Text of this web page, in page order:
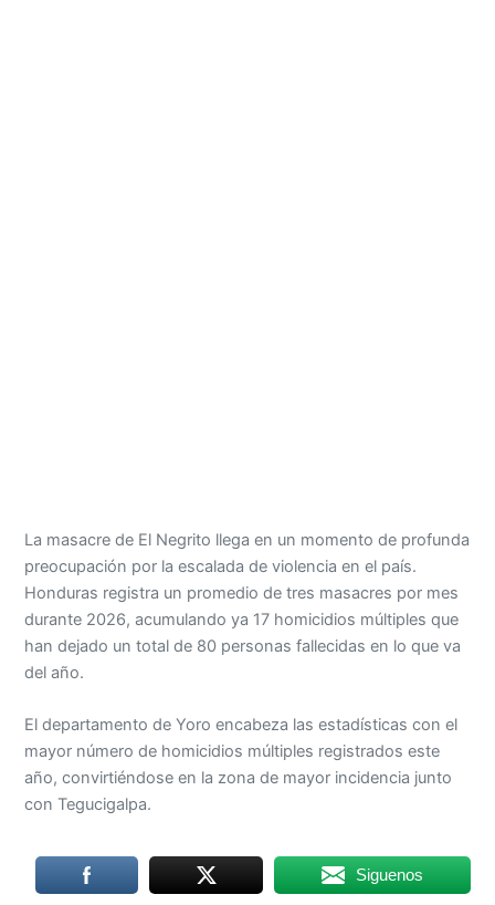
La masacre de El Negrito llega en un momento de profunda
preocupación por la escalada de violencia en el país.
Honduras registra un promedio de tres masacres por mes
durante 2026, acumulando ya 17 homicidios múltiples que
han dejado un total de 80 personas fallecidas en lo que va
del año.
El departamento de Yoro encabeza las estadísticas con el
mayor número de homicidios múltiples registrados este
año, convirtiéndose en la zona de mayor incidencia junto
con Tegucigalpa.
Siguenos